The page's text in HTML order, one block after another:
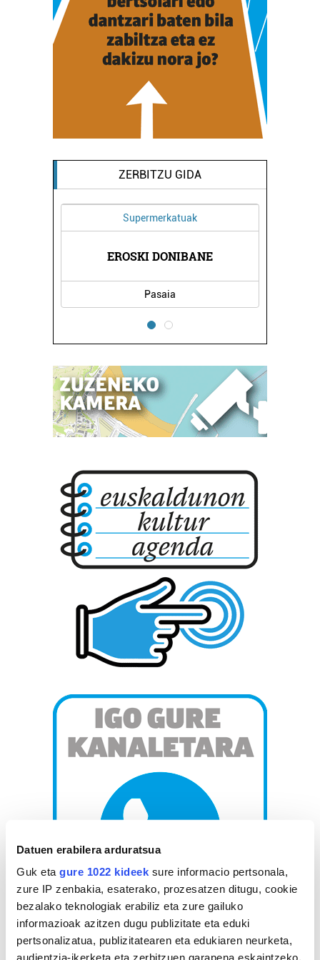
Datuen erabilera arduratsua
Guk eta gure 1022 kideek sure informacio pertsonala,
zure IP zenbakia, esaterako, prozesatzen ditugu, cookie
bezalako teknologiak erabiliz eta zure gailuko
informazioak azitzen dugu publizitate eta eduki
pertsonalizatua, publizitatearen eta edukiaren neurketa,
audientzia-ikerketa eta zerbitzuen garapena eskaintzeko.
ZERBITZU GIDA
Supermerkatuak
EROSKI DONIBANE
Pasaia
AGENDA